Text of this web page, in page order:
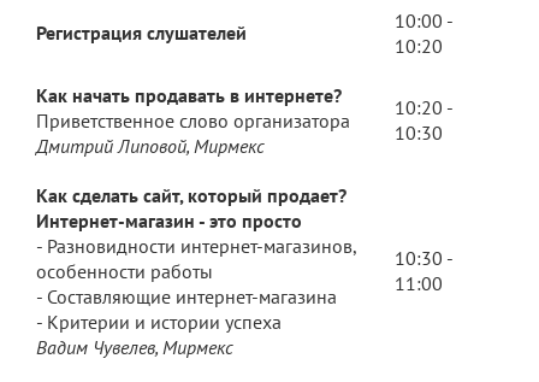
Регистрация слушателей
10:00 -
10:20
Как начать продавать в интернете?
Приветственное слово организатора
Дмитрий Липовой, Мирмекс
10:20 -
10:30
Как сделать сайт, который продает?
Интернет-магазин - это просто
- Разновидности интернет-магазинов,
особенности работы
- Составляющие интернет-магазина
- Критерии и истории успеха
Вадим Чувелев, Мирмекс
10:30 -
11:00